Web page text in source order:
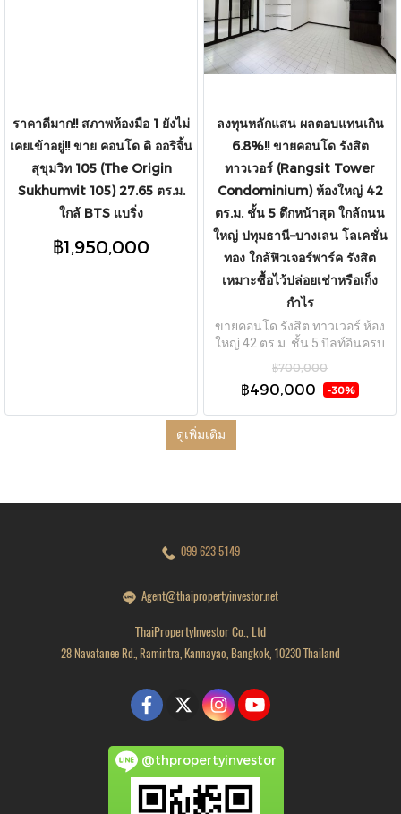
ราคาดีมาก!! สภาพห้องมือ 1 ยังไม่
เคยเข้าอยู่!! ขาย คอนโด ดิ ออริจิ้น
สุขุมวิท 105 (The Origin
Sukhumvit 105) 27.65 ตร.ม.
ใกล้ BTS แบริ่ง
฿1,950,000
ลงทุนหลักแสน ผลตอบแทนเกิน
6.8%!! ขายคอนโด รังสิต
ทาวเวอร์ (Rangsit Tower
Condominium) ห้องใหญ่ 42
ตร.ม. ชั้น 5 ตึกหน้าสุด ใกล้ถนน
ใหญ่ ปทุมธานี–บางเลน โลเคชั่น
ทอง ใกล้ฟิวเจอร์พาร์ค รังสิต
เหมาะซื้อไว้ปล่อยเช่าหรือเก็ง
กำไร
ขายคอนโด รังสิต ทาวเวอร์ ห้อง
ใหญ่ 42 ตร.ม. ชั้น 5 บิลท์อินครบ
เหมาะซื้อลงทุน ปล่อยเช่าได้ Yield
สูงกว่า 6.8%
฿700,000
฿490,000 -30%
ดูเพิ่มเติม
099 623 5149
Agent@thaipropertyinvestor.net
ThaiPropertyInvestor Co., Ltd
28 Navatanee Rd., Ramintra, Kannayao, Bangkok, 10230 Thailand
@thpropertyinvestor